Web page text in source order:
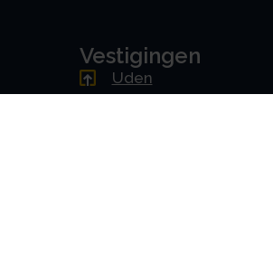
Vestigingen
Uden